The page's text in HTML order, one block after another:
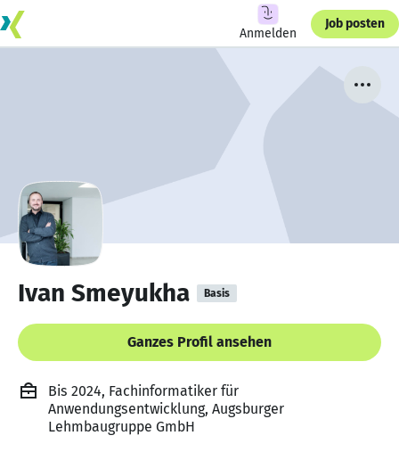
Anmelden
Job posten
Ivan Smeyukha Basis
Ganzes Profil ansehen
Bis 2024, Fachinformatiker für
Anwendungsentwicklung, Augsburger
Lehmbaugruppe GmbH